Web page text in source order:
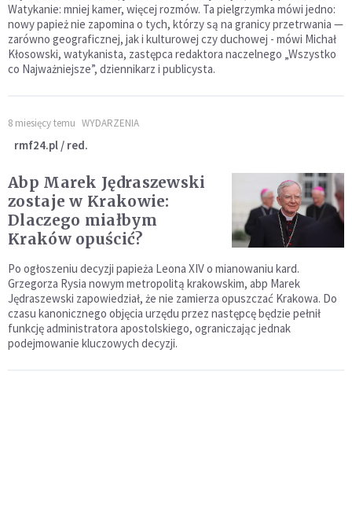
Watykanie: mniej kamer, więcej rozmów. Ta pielgrzymka mówi jedno:
nowy papież nie zapomina o tych, którzy są na granicy przetrwania —
zarówno geograficznej, jak i kulturowej czy duchowej - mówi Michał
Kłosowski, watykanista, zastępca redaktora naczelnego „Wszystko
co Najważniejsze”, dziennikarz i publicysta.
8 miesięcy temu WYDARZENIA
rmf24.pl / red.
Abp Marek Jędraszewski
zostaje w Krakowie:
Dlaczego miałbym
Kraków opuścić?
Po ogłoszeniu decyzji papieża Leona XIV o mianowaniu kard.
Grzegorza Rysia nowym metropolitą krakowskim, abp Marek
Jędraszewski zapowiedział, że nie zamierza opuszczać Krakowa. Do
czasu kanonicznego objęcia urzędu przez następcę będzie pełnił
funkcję administratora apostolskiego, ograniczając jednak
podejmowanie kluczowych decyzji.